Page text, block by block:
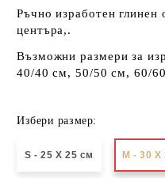
Ръчно изработен глинен
центъра,.
Възможни размери за
40/40 см, 50/50 см, 60/
Избери размер:
S - 25 X 25 см М - 30 Х